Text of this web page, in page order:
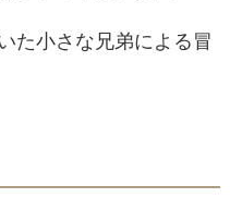
た小さな兄弟による冒